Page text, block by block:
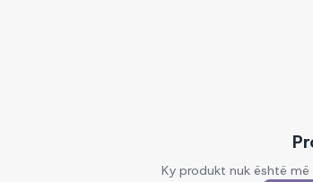
Ky produkt nuk është